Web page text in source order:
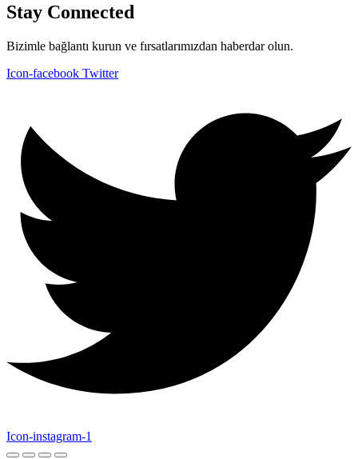
Stay Connected
Bizimle bağlantı kurun ve fırsatlarımızdan haberdar olun.
Icon-facebook Twitter
Icon-instagram-1